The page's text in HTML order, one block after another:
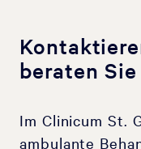
beraten
Im Clinicum St.
ambulante